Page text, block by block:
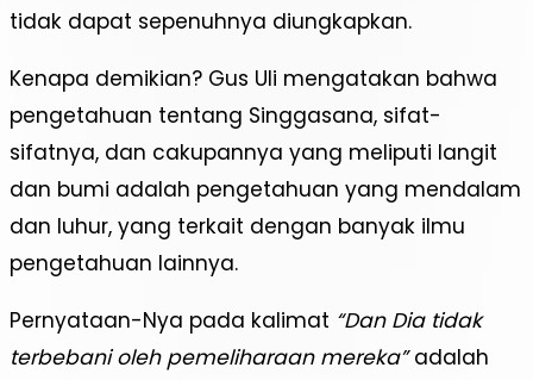
tidak dapat sepenuhnya diungkapkan.
Kenapa demikian? Gus Uli mengatakan bahwa
pengetahuan tentang Singgasana, sifat-
sifatnya, dan cakupannya yang meliputi langit
dan bumi adalah pengetahuan yang mendalam
dan luhur, yang terkait dengan banyak ilmu
pengetahuan lainnya.
Pernyataan-Nya pada kalimat “Dan Dia tidak
terbebani oleh pemeliharaan mereka”adalah